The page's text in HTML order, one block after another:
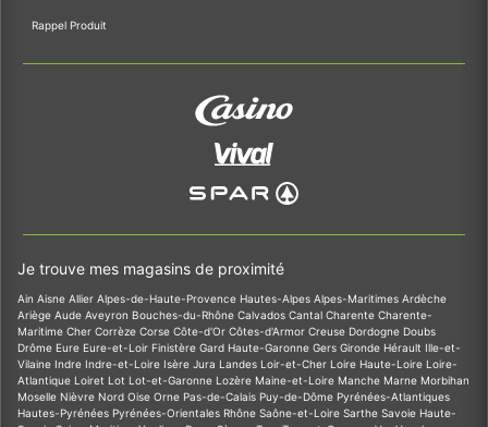
Rappel Produit
Je trouve mes magasins de proximité
Ain Aisne Allier Alpes-de-Haute-Provence Hautes-Alpes Alpes-Maritimes Ardèche
Ariège Aude Aveyron Bouches-du-Rhône Calvados Cantal Charente Charente-
Maritime Cher Corrèze Corse Côte-d'Or Côtes-d'Armor Creuse Dordogne Doubs
Drôme Eure Eure-et-Loir Finistère Gard Haute-Garonne Gers Gironde Hérault Ille-et-
Vilaine Indre Indre-et-Loire Isère Jura Landes Loir-et-Cher Loire Haute-Loire Loire-
Atlantique Loiret Lot Lot-et-Garonne Lozère Maine-et-Loire Manche Marne Morbihan
Moselle Nièvre Nord Oise Orne Pas-de-Calais Puy-de-Dôme Pyrénées-Atlantiques
Hautes-Pyrénées Pyrénées-Orientales Rhône Saône-et-Loire Sarthe Savoie Haute-